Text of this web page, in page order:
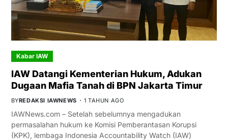
Kabar IAW
IAW Datangi Kementerian Hukum, Adukan
Dugaan Mafia Tanah di BPN Jakarta Timur
BYREDAKSI IAWNEWS 1 TAHUN AGO
IAWNews.com – Setelah sebelumnya mengadukan
permasalahan hukum ke Komisi Pemberantasan Korupsi
(KPK), lembaga Indonesia Accountability Watch (IAW)